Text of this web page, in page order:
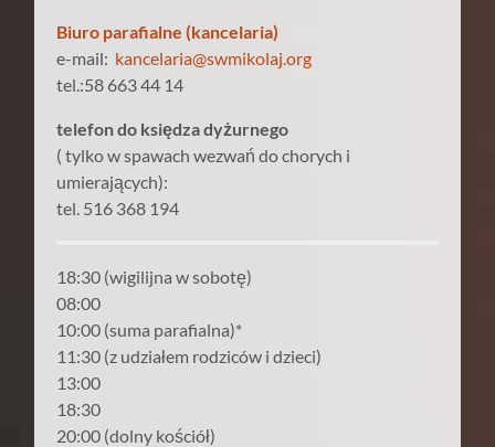
Biuro parafialne (kancelaria)
e-mail: kancelaria@swmikolaj.org
tel.:58 663 44 14
telefon do księdza dyżurnego
( tylko w spawach wezwań do chorych i
umierających):
tel. 516 368 194
18:30 (wigilijna w sobotę)
08:00
10:00 (suma parafialna)*
11:30 (z udziałem rodziców i dzieci)
13:00
18:30
20:00 (dolny kościół)